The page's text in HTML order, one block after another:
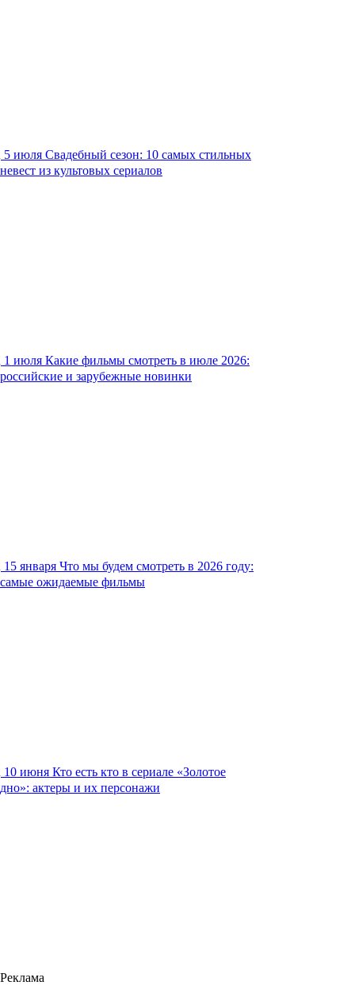
5 июля Свадебный сезон: 10 самых стильных
невест из культовых сериалов
1 июля Какие фильмы смотреть в июле 2026:
российские и зарубежные новинки
15 января Что мы будем смотреть в 2026 году:
самые ожидаемые фильмы
10 июня Кто есть кто в сериале «Золотое
дно»: актеры и их персонажи
Реклама